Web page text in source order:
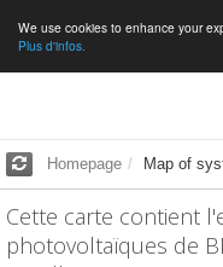
We use cookies to enhance your
Plus d'infos.
Homepage Map of
Cette carte contient
photovoltaïques de